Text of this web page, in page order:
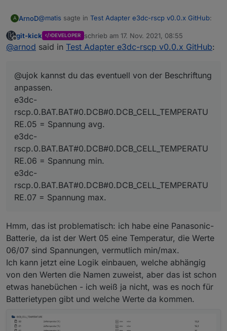
A ArnoD@matis sagte in Test Adapter e3dc-rscp v0.0.x GitHub:
Die drei Spannungswerte aus den Temperaturen
(gilt denke ich nur für die LG Batterien)
gewundert :-)
anpassen.
rscp.0.BAT.BAT#0.DCB#0.DCB_CELL_TEMPERATURE.05
= Spannung avg.
e3dc-
= Spannung min.
e3dc-
Offline
git-kick DEVELOPER schrieb am 17. Nov. 2021, 08:55
zuletzt editiert von
@arnod said in Test Adapter e3dc-rscp v0.0.x GitHub:
@ujok kannst du das eventuell von der Beschriftung
anpassen.
e3dc-
rscp.0.BAT.BAT#0.DCB#0.DCB_CELL_TEMPERATU
RE.05 = Spannung avg.
e3dc-
rscp.0.BAT.BAT#0.DCB#0.DCB_CELL_TEMPERATU
RE.06 = Spannung min.
e3dc-
rscp.0.BAT.BAT#0.DCB#0.DCB_CELL_TEMPERATU
RE.07 = Spannung max.
Hmm, das ist problematisch: ich habe eine Panasonic-
Batterie, da ist der Wert 05 eine Temperatur, die Werte
06/07 sind Spannungen, vermutlich min/max.
Ich kann jetzt eine Logik einbauen, welche abhängig
von den Werten die Namen zuweist, aber das ist schon
etwas hanebüchen - ich weiß ja nicht, was es noch für
Batterietypen gibt und welche Werte da kommen.